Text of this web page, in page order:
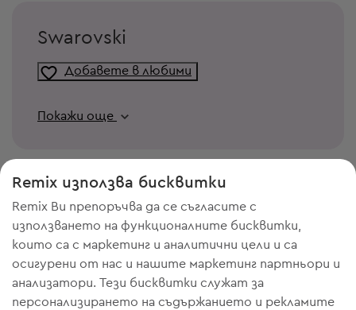
Swarovski
Добавете в любими
Покажи още
Remix използва бисквитки
Remix Ви препоръчва да се съгласите с
използването на функционалните бисквитки,
които са с маркетинг и аналитични цели и са
осигурени от нас и нашите маркетинг партньори и
анализатори. Тези бисквитки служат за
персонализирането на съдържанието и рекламите